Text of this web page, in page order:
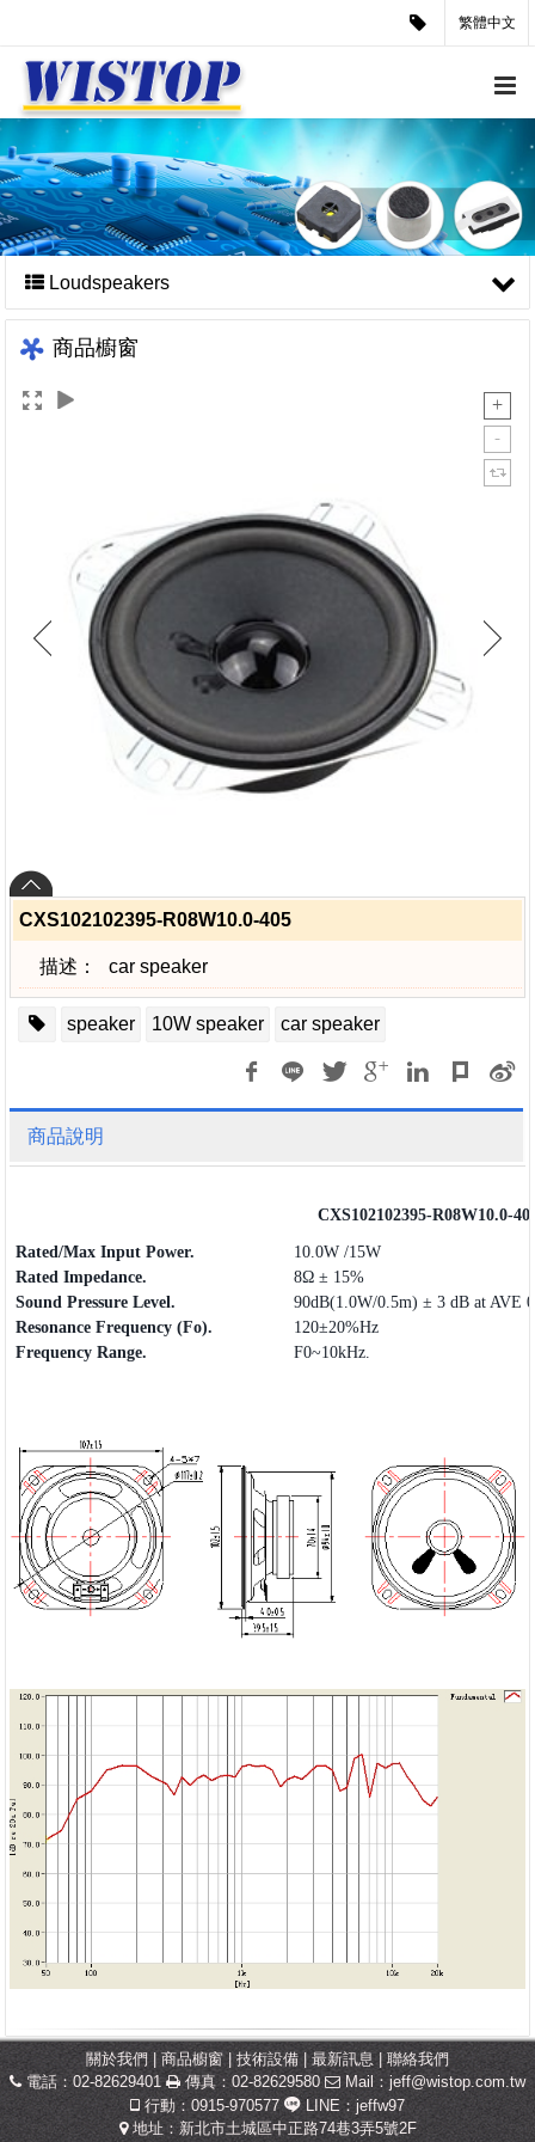
繁體中文
Loudspeakers
商品櫥窗
CXS102102395-R08W10.0-405
描述： car speaker
speaker 10W speaker car speaker
商品說明
CXS102102395-R08W10.0-
Rated/Max Input Power.
10.0W /15W
Rated Impedance.
8Ω ± 15%
Sound Pressure Level.
90dB(1.0W/0.5m) ± 3 dB at AVE
Resonance Frequency (Fo).
120±20%Hz
Frequency Range. F0~10kHz.
關於我們 商品櫥窗 技術設備 | 最新訊息|聯絡我們
電話：02-82629401
傳真：02-82629580 Mail： jeff@wistop.com.tw
行動：0915-970577
LINE：jeffw97
地址：新北市土城區中正路74巷3弄5號2F